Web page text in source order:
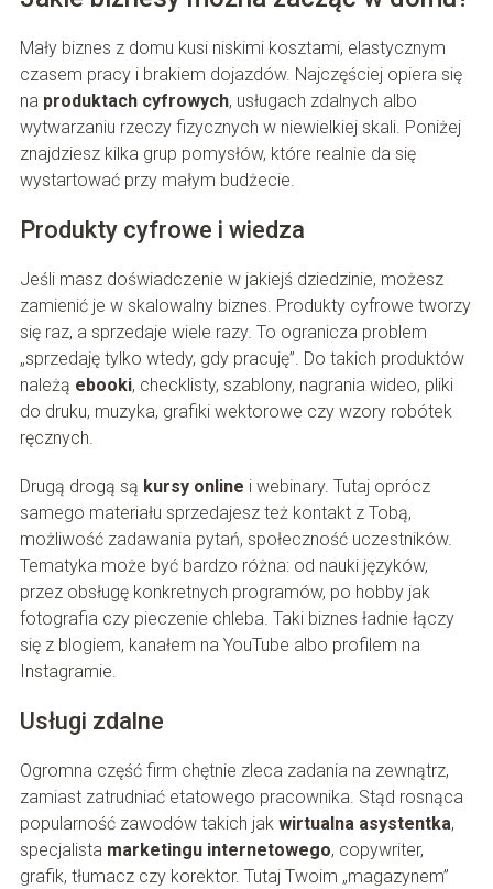
Mały biznes z domu kusi niskimi kosztami, elastycznym
czasem pracy i brakiem dojazdów. Najczęściej opiera się
na produktach cyfrowych, usługach zdalnych albo
wytwarzaniu rzeczy fizycznych w niewielkiej skali. Poniżej
znajdziesz kilka grup pomysłów, które realnie da się
wystartować przy małym budżecie.
Produkty cyfrowe i wiedza
Jeśli masz doświadczenie w jakiejś dziedzinie, możesz
zamienić je w skalowalny biznes. Produkty cyfrowe tworzy
się raz, a sprzedaje wiele razy. To ogranicza problem
„sprzedaję tylko wtedy, gdy pracuję”. Do takich produktów
należą ebooki, checklisty, szablony, nagrania wideo, pliki
do druku, muzyka, grafiki wektorowe czy wzory robótek
ręcznych.
Drugą drogą są kursy online i webinary. Tutaj oprócz
samego materiału sprzedajesz też kontakt z Tobą,
możliwość zadawania pytań, społeczność uczestników.
Tematyka może być bardzo różna: od nauki języków,
przez obsługę konkretnych programów, po hobby jak
fotografia czy pieczenie chleba. Taki biznes ładnie łączy
się z blogiem, kanałem na YouTube albo profilem na
Instagramie.
Usługi zdalne
Ogromna część firm chętnie zleca zadania na zewnątrz,
zamiast zatrudniać etatowego pracownika. Stąd rosnąca
popularność zawodów takich jak wirtualna asystentka,
specjalista marketingu internetowego, copywriter,
grafik, tłumacz czy korektor. Tutaj Twoim „magazynem”